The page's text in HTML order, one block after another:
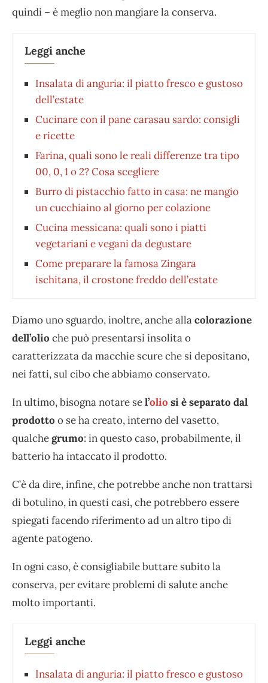
quindi – è meglio non mangiare la conserva.
Leggi anche
Insalata di anguria: il piatto fresco e gustoso
dell’estate
Cucinare con il pane carasau sardo: consigli
e ricette
Farina, quali sono le reali differenze tra tipo
00, 0, 1 o 2? Cosa scegliere
Burro di pistacchio fatto in casa: ne mangio
un cucchiaino al giorno per colazione
Cucina messicana: quali sono i piatti
vegetariani e vegani da degustare
Come preparare la famosa Zingara
ischitana, il crostone freddo dell’estate
Diamo uno sguardo, inoltre, anche allacolorazione
dell’olio che può presentarsi insolita o
caratterizzata da macchie scure che si depositano,
nei fatti, sul cibo che abbiamo conservato.
In ultimo, bisogna notare sel’olio si è separato dal
prodotto o se ha creato, interno del vasetto,
qualchegrumo: in questo caso, probabilmente, il
batterio ha intaccato il prodotto.
C’è da dire, infine, che potrebbe anche non trattarsi
di botulino, in questi casi, che potrebbero essere
spiegati facendo riferimento ad un altro tipo di
agente patogeno.
In ogni caso, è consigliabile buttare subito la
conserva, per evitare problemi di salute anche
molto importanti.
Leggi anche
Insalata di anguria: il piatto fresco e gustoso